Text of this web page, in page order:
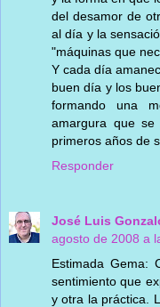
del desamor de
al día y la
"máquinas que
Y cada día
buen día y los
formando una
amargura que
primeros años de
Responder
José Luis
agosto de 2008 a
Estimada Gema:
sentimiento que
y otra la práctica.